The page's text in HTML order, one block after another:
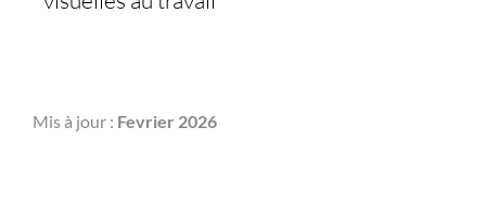
Mis à jour : Fevrier 2026